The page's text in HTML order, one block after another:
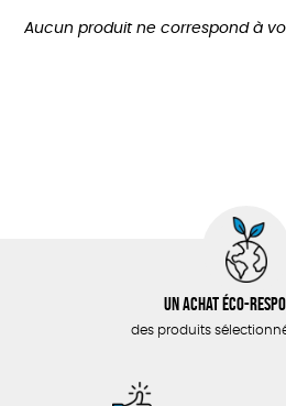
Plus de 200€
Aucun produit ne correspond à
Un achat éco-
des produits